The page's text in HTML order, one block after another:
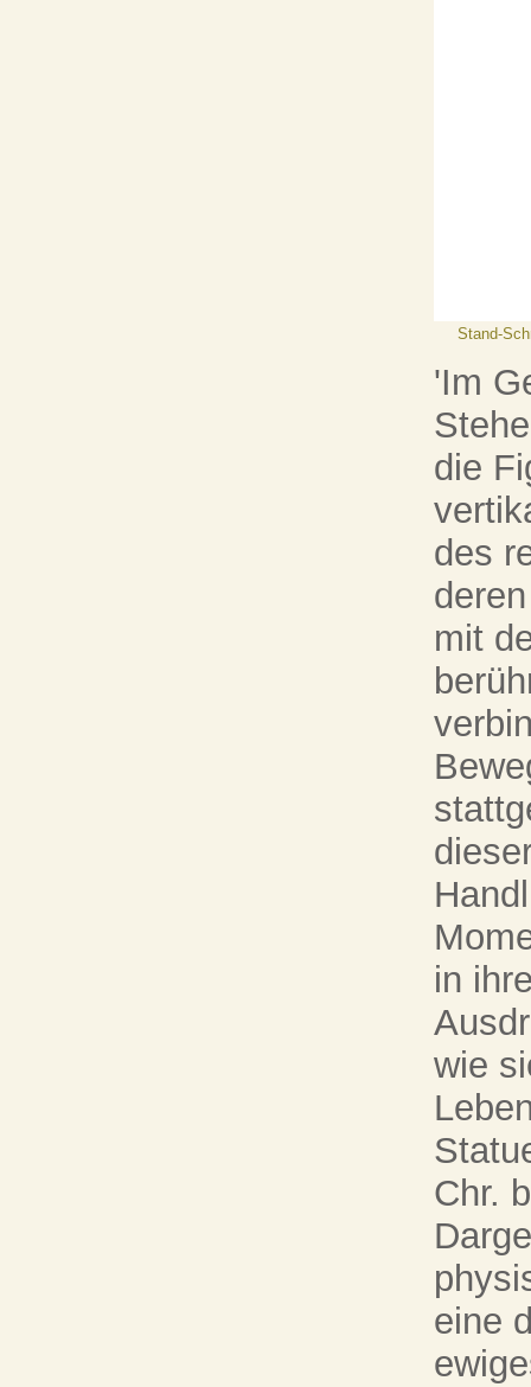
Stand-
'Im
die
des
mit
in
wie
Chr.
eine